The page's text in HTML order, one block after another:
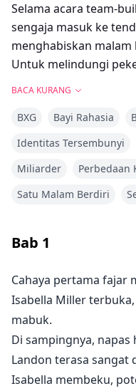
Selama acara team-
sengaja masuk ke
menghabiskan malam
Untuk melindungi
romantis. Perlahan-
membangkitkan
mengejutkan: dia
untuk menikah.
BACA KURANG
BXG Bayi Rahasia
Identitas Tersembunyi
Miliarder
Perbedaan
Satu Malam Berdiri
Bab 1
Cahaya pertama fajar
Isabella Miller
mabuk.
Di sampingnya,
Landon terasa sangat
Isabella membeku,